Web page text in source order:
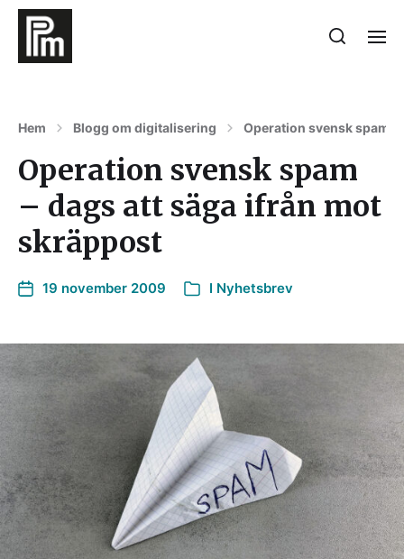
Hem Blogg om digitalisering Operation svensk spam
Operation svensk spam
– dags att säga ifrån mot
skräppost
19 november 2009 I Nyhetsbrev